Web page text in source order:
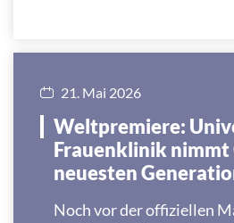
21. Mai 2026
Weltpremiere:
Frauenklinik nimmt
neuesten
Noch vor der offiziellen